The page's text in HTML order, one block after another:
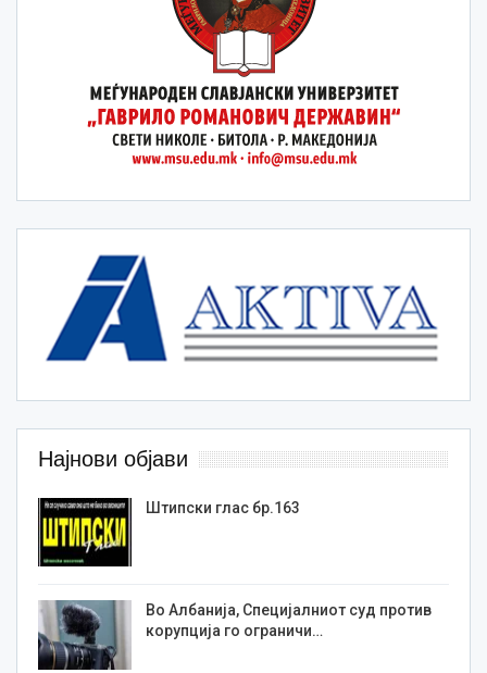
Најнови објави
Штипски глас бр.163
Во Албанија, Специјалниот суд против
корупција го ограничи…